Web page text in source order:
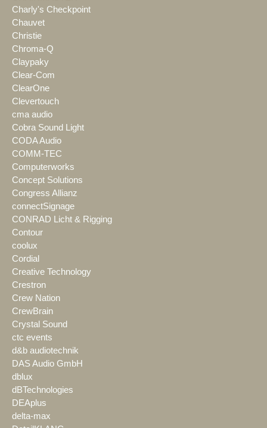
Charly's Checkpoint
Chauvet
Christie
Chroma-Q
Claypaky
Clear-Com
ClearOne
Clevertouch
cma audio
Cobra Sound Light
CODA Audio
COMM-TEC
Computerworks
Concept Solutions
Congress Allianz
connectSignage
CONRAD Licht & Rigging
Contour
coolux
Cordial
Creative Technology
Crestron
Crew Nation
CrewBrain
Crystal Sound
ctc events
d&b audiotechnik
DAS Audio GmbH
dblux
dBTechnologies
DEAplus
delta-max